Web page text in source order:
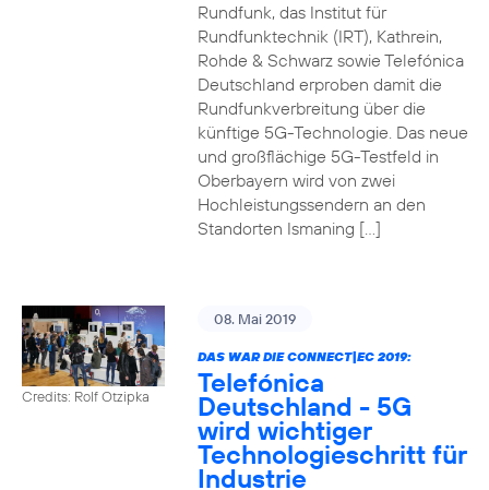
Rundfunk, das Institut für
Rundfunktechnik (IRT), Kathrein,
Rohde & Schwarz sowie Telefónica
Deutschland erproben damit die
Rundfunkverbreitung über die
künftige 5G-Technologie. Das neue
und großflächige 5G-Testfeld in
Oberbayern wird von zwei
Hochleistungssendern an den
Standorten Ismaning […]
Credits: Rolf Otzipka
08. Mai 2019
DAS WAR DIE CONNECT|EC 2019:
Telefónica
Deutschland - 5G
wird wichtiger
Technologieschritt für
Industrie